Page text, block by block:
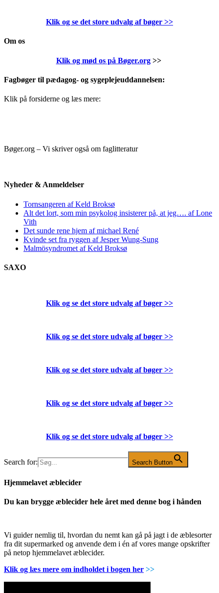
Klik og se det store udvalg af bøger >>
Om os
Klik og mød os på Bøger.org>>
Fagbøger til pædagog- og sygeplejeuddannelsen:
Klik på forsiderne og læs mere:
Bøger.org – Vi skriver også om faglitteratur
Nyheder & Anmeldelser
Tornsangeren af Keld Broksø
Alt det lort, som min psykolog insisterer på, at jeg…. af Lone
Vith
Det sunde rene hjem af michael René
Kvinde set fra ryggen af Jesper Wung-Sung
Malmösyndromet af Keld Broksø
SAXO
Klik og se det store udvalg af bøger >>
Klik og se det store udvalg af bøger >>
Klik og se det store udvalg af bøger >>
Klik og se det store udvalg af bøger >>
Klik og se det store udvalg af bøger >>
Search for: Search Button
Hjemmelavet æblecider
Du kan brygge æblecider hele året med denne bog i hånden
Vi guider nemlig til, hvordan du nemt kan gå på jagt i de æblesorter
fra dit supermarked og anvende dem i én af vores mange opskrifter
på netop hjemmelavet æblecider.
Klik og læs mere om indholdet i bogen her >>